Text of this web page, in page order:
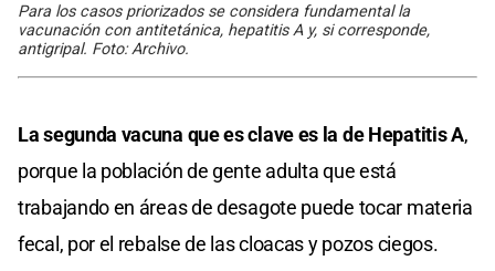
Para los casos priorizados se considera fundamental la
vacunación con antitetánica, hepatitis A y, si corresponde,
antigripal. Foto: Archivo.
La segunda vacuna que es clave es la de Hepatitis A,
porque la población de gente adulta que está
trabajando en áreas de desagote puede tocar materia
fecal, por el rebalse de las cloacas y pozos ciegos.